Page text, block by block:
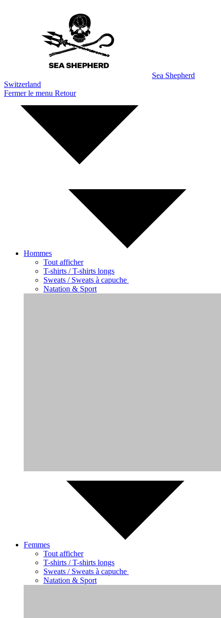
Sea Shepherd
Switzerland
Fermer le menu Retour
Hommes
Tout afficher
T-shirts / T-shirts longs
Sweats / Sweats à capuche
Natation & Sport
Femmes
Tout afficher
T-shirts / T-shirts longs
Sweats / Sweats à capuche
Natation & Sport